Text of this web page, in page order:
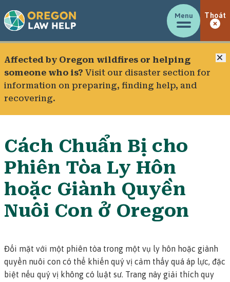
Menu Thoát
Affected by Oregon wildfires or helping
someone who is? Visit our disaster section for
information on preparing, finding help, and
recovering.
Cách Chuẩn Bị cho
Phiên Tòa Ly Hôn
hoặc Giành Quyền
Nuôi Con ở Oregon
Đối mặt với một phiên tòa trong một vụ ly hôn hoặc giành
quyền nuôi con có thể khiến quý vị cảm thấy quá áp lực, đặc
biệt nếu quý vị không có luật sư. Trang này giải thích quy